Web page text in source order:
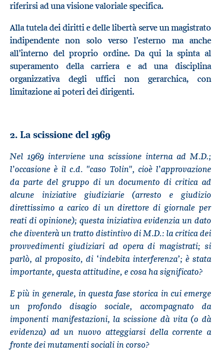
riferirsi ad una visione valoriale specifica.
Alla tutela dei diritti e delle libertà serve un magistrato
indipendente non solo verso l’esterno ma anche
all’interno del proprio ordine. Da qui la spinta al
superamento della carriera e ad una disciplina
organizzativa degli uffici non gerarchica, con
limitazione ai poteri dei dirigenti.
2. La scissione del 1969
Nel 1969 interviene una scissione interna ad M.D.;
l’occasione è il c.d. "caso Tolin", cioè l’approvazione
da parte del gruppo di un documento di critica ad
alcune iniziative giudiziarie (arresto e giudizio
direttissimo a carico di un direttore di giornale per
reati di opinione); questa iniziativa evidenzia un dato
che diventerà un tratto distintivo di M.D.: la critica dei
provvedimenti giudiziari ad opera di magistrati; si
parlò, al proposito, di ‘indebita interferenza’; è stata
importante, questa attitudine, e cosa ha significato?
E più in generale, in questa fase storica in cui emerge
un profondo disagio sociale, accompagnato da
imponenti manifestazioni, la scissione dà vita (o dà
evidenza) ad un nuovo atteggiarsi della corrente a
fronte dei mutamenti sociali in corso?